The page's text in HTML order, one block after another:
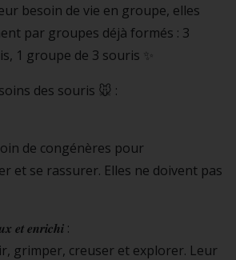
besoin de vie en groupe, elles
par groupes déjà formés : 3
1 groupe de 3 souris ✨
des souris 🐭 :
de congénères pour
et se rassurer. Elles ne doivent pas
𝒆𝒕 𝒆𝒏𝒓𝒊𝒄𝒉𝒊 :
grimper, creuser et explorer. Leur